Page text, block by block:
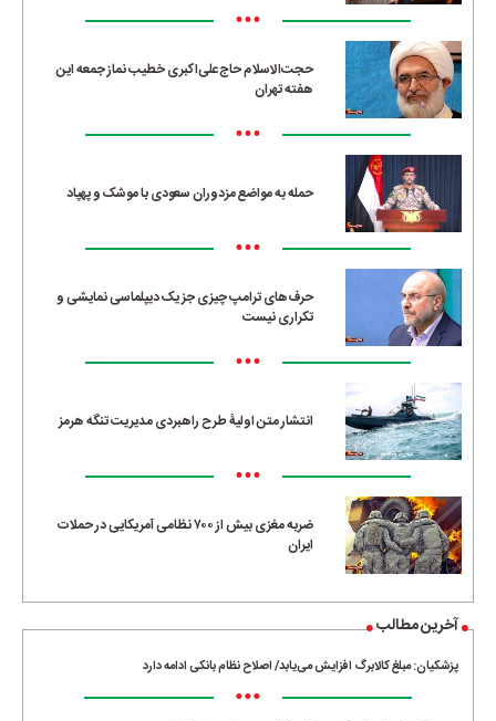
•••
حجت‌الاسلام حاج‌علی‌اکبری خطیب نماز جمعه این
هفته تهران
•••
حمله به مواضع مزدوران سعودی با موشک و پهپاد
•••
حرف‌های ترامپ چیزی جز یک دیپلماسی نمایشی و
تکراری نیست
•••
انتشار متن اولیۀ طرح راهبردی مدیریت تنگه هرمز
•••
ضربه مغزی بیش از ۷۰۰ نظامی آمریکایی در حملات
ایران
آخرین مطالب
پزشکیان: مبلغ کالابرگ افزایش می‌یابد/ اصلاح نظام بانکی ادامه دارد
•••